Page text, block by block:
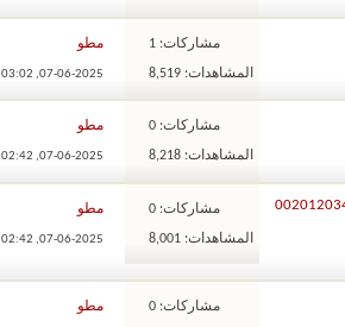
مشاركات: 1
المشاهدات: 8,519
مطو
07-06-2025,
03:02 AM
مشاركات: 0
المشاهدات: 8,218
مطو
07-06-2025,
02:42 AM
الروحاني طلال نور – 00201203443373 مشاركات: 0
المشاهدات: 8,001
مطو
07-06-2025,
02:42 AM
مشاركات: 0 مطو